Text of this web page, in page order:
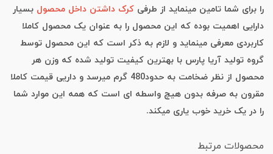
را برای شما تامین مینماید از طرفی کرک داشتن داخل محصول بسیار
دارایی اهمیت بوده که این محصول را به عنوان یک محصول کاملا
کاربردی معرفی مینماید و لازم به ذکر است که این محصول توسط
گروه تولید آریا پارس با بهترین کیفیت تولید شده که وزن هر
محصول از نظر ضخامت به حدود480 گرم میرسد و داریی قیمت کاملا
مقرون به صرفه بدون هیچ واسطه ای است که همه این موارد شما
را در یک خرید خوب یاری میکند.
محصولات مرتبط